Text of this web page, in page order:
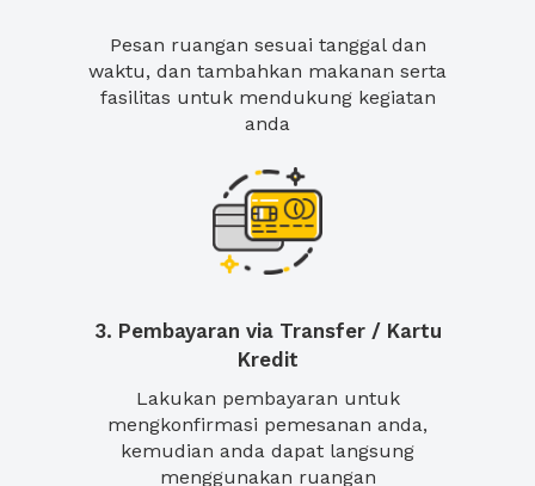
Pesan ruangan sesuai tanggal dan
waktu, dan tambahkan makanan serta
fasilitas untuk mendukung kegiatan
anda
3. Pembayaran via Transfer / Kartu
Kredit
Lakukan pembayaran untuk
mengkonfirmasi pemesanan anda,
kemudian anda dapat langsung
menggunakan ruangan